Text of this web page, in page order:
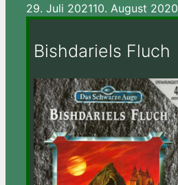
29. Juli 202110. August 2020
Bishdariels Fluch